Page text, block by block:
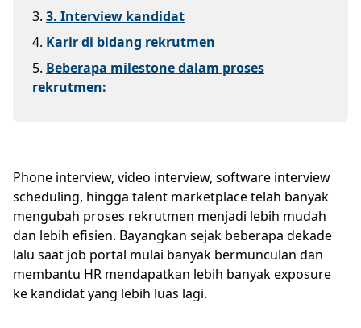
3. 3. Interview kandidat
4. Karir di bidang rekrutmen
5. Beberapa milestone dalam proses
rekrutmen:
Phone interview, video interview, software interview
scheduling, hingga talent marketplace telah banyak
mengubah proses rekrutmen menjadi lebih mudah
dan lebih efisien. Bayangkan sejak beberapa dekade
lalu saat job portal mulai banyak bermunculan dan
membantu HR mendapatkan lebih banyak exposure
ke kandidat yang lebih luas lagi.